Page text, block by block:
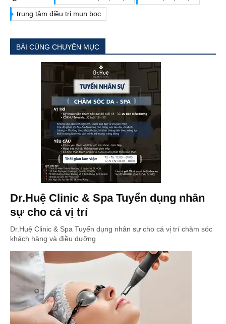
trung tâm điều trị mụn bọc
BÀI CÙNG CHUYÊN MỤC
Dr.Huệ Clinic & Spa Tuyển dụng nhân
sự cho cá vị trí
Dr.Huệ Clinic & Spa Tuyển dụng nhân sự cho cá vị trí chăm sóc
khách hàng và điều dưỡng